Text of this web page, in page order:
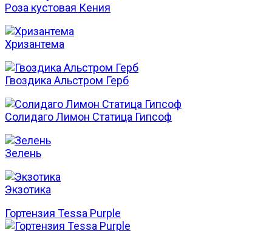
Роза кустовая Кения
Хризантема
Гвоздика Альстром Герб
Солидаго Лимон Статица Гипсоф
Зелень
Экзотика
Гортензия Tessa Purple